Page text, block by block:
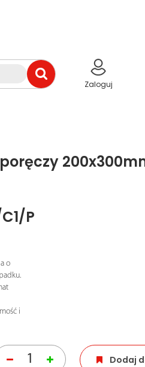
Zaloguj
P
o
i
Dodaj